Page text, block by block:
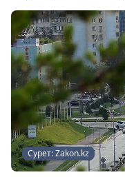
Сурет: Zakon.kz